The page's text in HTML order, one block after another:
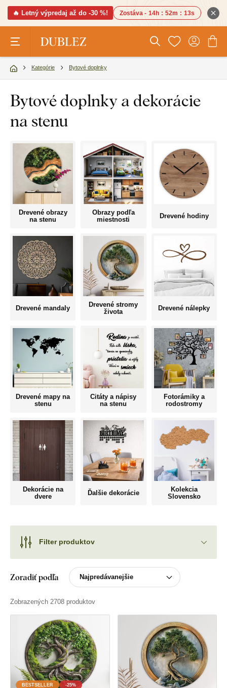
🔥 Letný výpredaj až do -30 %! Zostáva - 14h : 52m : 12s
Kategórie Bytové doplnky
Bytové doplnky a dekorácie
na stenu
Drevené obrazy
na stenu
Obrazy podľa
miestnosti
Drevené hodiny
Drevené mandaly
Drevené stromy
života
Drevené nálepky
Drevené mapy na
stenu
Citáty a nápisy
na stenu
Fotorámiky a
rodostromy
Dekorácie na
dvere
Ďalšie dekorácie
Kolekcia
Slovensko
Filter produktov
Zoradiť podľa
Zobrazených 2708 produktov
BESTSELLER
-25%